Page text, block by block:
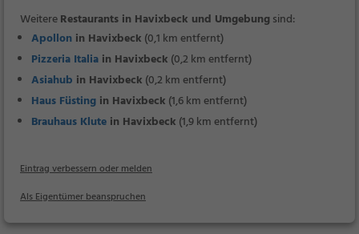
WeitereRestaurants in Havixbeck und Umgebungsind:
Apollon in Havixbeck (0,1 km entfernt)
Pizzeria Italia in Havixbeck (0,2 km entfernt)
Asiahub in Havixbeck (0,2 km entfernt)
Haus Füsting in Havixbeck (1,6 km entfernt)
Brauhaus Klute in Havixbeck (1,9 km entfernt)
Eintrag verbessern oder melden
Als Eigentümer beanspruchen